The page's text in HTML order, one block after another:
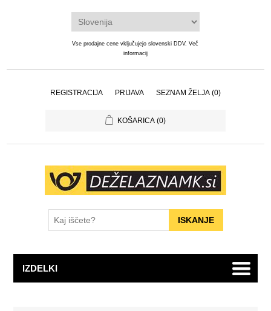
Vse prodajne cene vključujejo slovenski DDV.Več
informacij
REGISTRACIJA PRIJAVA SEZNAM ŽELJA (0)
KOŠARICA (0)
IZDELKI